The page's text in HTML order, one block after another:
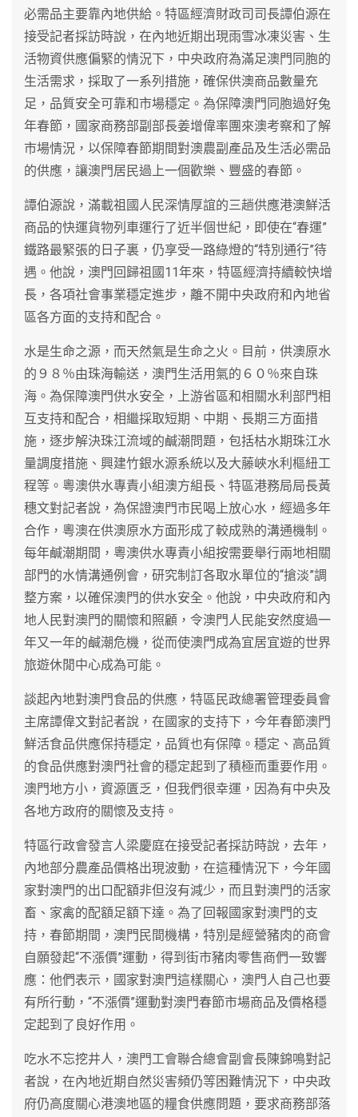
必需品主要靠內地供給。特區經濟財政司司長譚伯源在
接受記者採訪時說，在內地近期出現雨雪冰凍災害、生
活物資供應偏緊的情況下，中央政府為滿足澳門同胞的
生活需求，採取了一系列措施，確保供澳商品數量充
足，品質安全可靠和市場穩定。為保障澳門同胞過好兔
年春節，國家商務部副部長姜增偉率團來澳考察和了解
市場情況，以保障春節期間對澳農副產品及生活必需品
的供應，讓澳門居民過上一個歡樂、豐盛的春節。
譚伯源說，滿載祖國人民深情厚誼的三趟供應港澳鮮活
商品的快運貨物列車運行了近半個世紀，即使在“春運”
鐵路最緊張的日子裏，仍享受一路綠燈的“特別通行”待
遇。他說，澳門回歸祖國11年來，特區經濟持續較快增
長，各項社會事業穩定進步，離不開中央政府和內地省
區各方面的支持和配合。
水是生命之源，而天然氣是生命之火。目前，供澳原水
的９８％由珠海輸送，澳門生活用氣的６０％來自珠
海。為保障澳門供水安全，上游省區和相關水利部門相
互支持和配合，相繼採取短期、中期、長期三方面措
施，逐步解決珠江流域的鹹潮問題，包括枯水期珠江水
量調度措施、興建竹銀水源系統以及大藤峽水利樞紐工
程等。粵澳供水專責小組澳方組長、特區港務局局長黃
穗文對記者說，為保證澳門市民喝上放心水，經過多年
合作，粵澳在供澳原水方面形成了較成熟的溝通機制。
每年鹹潮期間，粵澳供水專責小組按需要舉行兩地相關
部門的水情溝通例會，研究制訂各取水單位的“搶淡”調
整方案，以確保澳門的供水安全。他說，中央政府和內
地人民對澳門的關懷和照顧，令澳門人民能安然度過一
年又一年的鹹潮危機，從而使澳門成為宜居宜遊的世界
旅遊休閒中心成為可能。
談起內地對澳門食品的供應，特區民政總署管理委員會
主席譚偉文對記者說，在國家的支持下，今年春節澳門
鮮活食品供應保持穩定，品質也有保障。穩定、高品質
的食品供應對澳門社會的穩定起到了積極而重要作用。
澳門地方小，資源匱乏，但我們很幸運，因為有中央及
各地方政府的關懷及支持。
特區行政會發言人梁慶庭在接受記者採訪時說，去年，
內地部分農產品價格出現波動，在這種情況下，今年國
家對澳門的出口配額非但沒有減少，而且對澳門的活家
畜、家禽的配額足額下達。為了回報國家對澳門的支
持，春節期間，澳門民間機構，特別是經營豬肉的商會
自願發起“不漲價”運動，得到街市豬肉零售商們一致響
應：他們表示，國家對澳門這樣關心，澳門人自己也要
有所行動，“不漲價”運動對澳門春節市場商品及價格穩
定起到了良好作用。
吃水不忘挖井人，澳門工會聯合總會副會長陳錦鳴對記
者說，在內地近期自然災害頻仍等困難情況下，中央政
府仍高度關心港澳地區的糧食供應問題，要求商務部落